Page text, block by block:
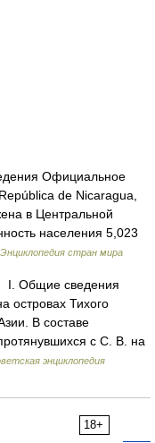
Официальное
de Nicaragua,
в Центральной
населения 5,023
Энциклопедия стран мира
Общие сведения
Тихого
В составе
с С. В. на
энциклопедия
18+